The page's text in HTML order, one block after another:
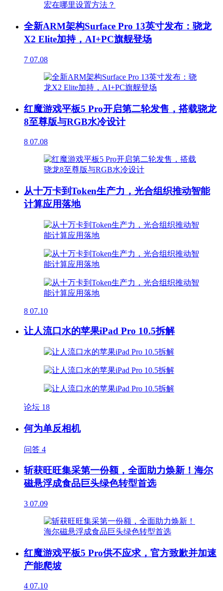
全新ARM架构Surface Pro 13英寸发布：骁龙
X2 Elite加持，AI+PC旗舰登场
7 07.08
红魔游戏平板5 Pro开启第二轮发售，搭载骁龙
8至尊版与RGB水冷设计
8 07.08
从十万卡到Token生产力，光合组织推动智能
计算应用落地
8 07.10
让人流口水的苹果iPad Pro 10.5拆解
论坛 18
何为单反相机
问答 4
斩获旺旺集采第一份额，全面助力焕新！海尔
磁悬浮成食品巨头绿色转型首选
3 07.09
红魔游戏平板5 Pro供不应求，官方致歉并加速
产能爬坡
4 07.10